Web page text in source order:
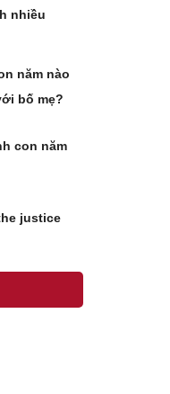
nhiều
năm nào
bố mẹ?
con năm
justice